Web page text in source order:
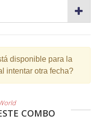
disponible para la
intentar otra fecha?
COMBO